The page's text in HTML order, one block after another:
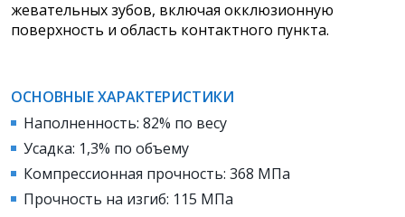
жевательных зубов, включая окклюзионную
поверхность и область контактного пункта.
ОСНОВНЫЕ ХАРАКТЕРИСТИКИ
Наполненность: 82% по весу
Усадка: 1,3% по объему
Компрессионная прочность: 368 МПа
Прочность на изгиб: 115 МПа